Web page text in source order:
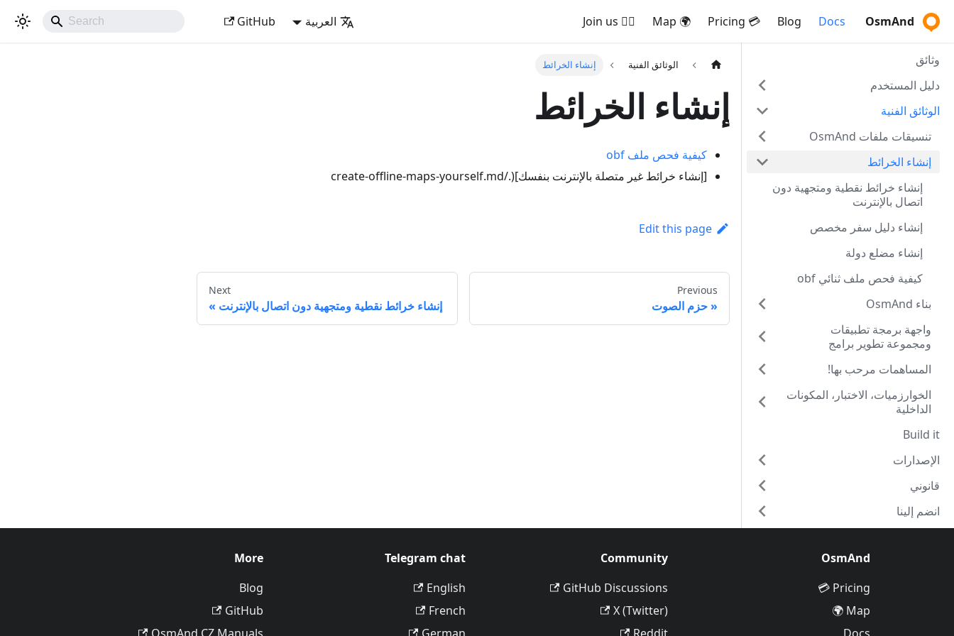
OsmAnd
Docs
Blog
💳 Pricing
🌍 Map
🚵‍♂️ Join us العربية GitHub
وثائق
دليل المستخدم
الوثائق الفنية
تنسيقات ملفات OsmAnd
إنشاء الخرائط
إنشاء خرائط نقطية ومتجهية دون
اتصال بالإنترنت
إنشاء دليل سفر مخصص
إنشاء مضلع دولة
كيفية فحص ملف ثنائي obf
بناء OsmAnd
واجهة برمجة تطبيقات
ومجموعة تطوير برامج
المساهمات مرحب بها!
الخوارزميات، الاختبار، المكونات
الداخلية
Build it
الإصدارات
قانوني
انضم إلينا
الوثائق الفنية إنشاء الخرائط
إنشاء الخرائط
كيفية فحص ملف obf
[إنشاء خرائط غير متصلة بالإنترنت بنفسك](./create-offline-maps-yourself.md
Edit this page
Previous
حزم الصوت
Next
إنشاء خرائط نقطية ومتجهية دون اتصال بالإنترنت
OsmAnd
Pricing 💳
Map 🌍
Community
GitHub Discussions
X (Twitter)
Telegram chat
English
French
More
Blog
GitHub